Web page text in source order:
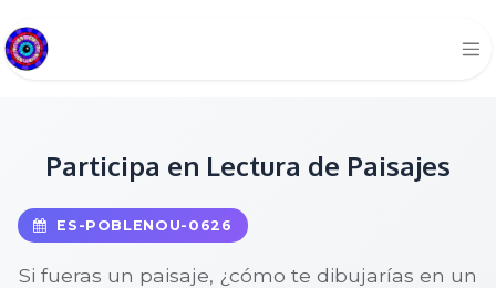
Participa en Lectura de Paisajes
ES-POBLENOU-0626
Si fueras un paisaje, ¿cómo te dibujarías en un